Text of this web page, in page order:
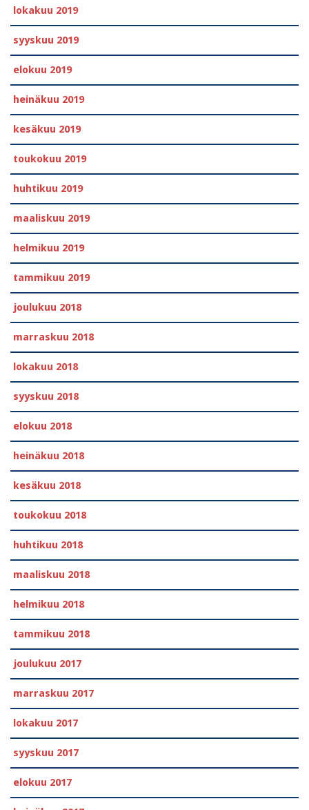
lokakuu 2019
syyskuu 2019
elokuu 2019
heinäkuu 2019
kesäkuu 2019
toukokuu 2019
huhtikuu 2019
maaliskuu 2019
helmikuu 2019
tammikuu 2019
joulukuu 2018
marraskuu 2018
lokakuu 2018
syyskuu 2018
elokuu 2018
heinäkuu 2018
kesäkuu 2018
toukokuu 2018
huhtikuu 2018
maaliskuu 2018
helmikuu 2018
tammikuu 2018
joulukuu 2017
marraskuu 2017
lokakuu 2017
syyskuu 2017
elokuu 2017